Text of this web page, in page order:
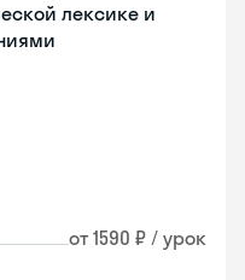
лексике и
от 1590 ₽ / урок